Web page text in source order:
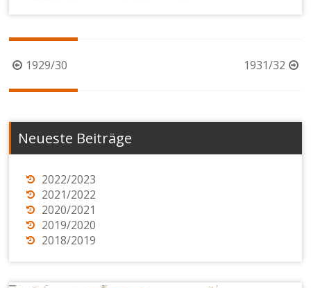
Beitragsnavigation
1929/30 1931/32
Neueste Beiträge
2022/2023
2021/2022
2020/2021
2019/2020
2018/2019